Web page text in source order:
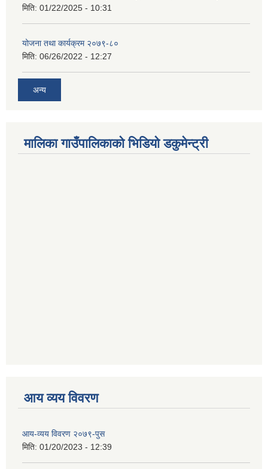
मिति: 01/22/2025 - 10:31
योजना तथा कार्यक्रम २०७९-८०
मिति: 06/26/2022 - 12:27
अन्य
मालिका गाउँपालिकाको भिडियो डकुमेन्ट्री
आय व्यय विवरण
आय-व्यय विवरण २०७९-पुस
मिति: 01/20/2023 - 12:39